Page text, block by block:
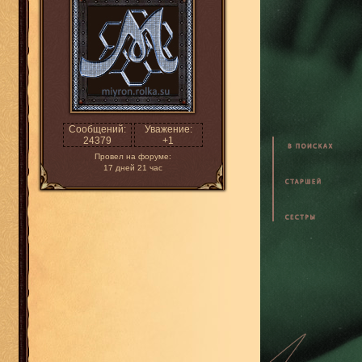
Сообщений:
24379
Уважение:
+1
Провел на форуме:
17 дней 21 час